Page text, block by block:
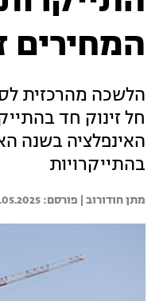
המחירים
הלשכה מהרכזית
בהתייקרויות
מתן חודורוב |